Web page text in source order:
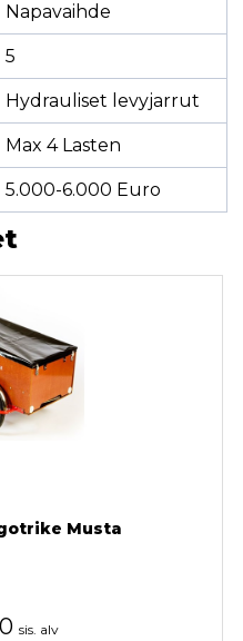
Napavaihde
5
Hydrauliset levyjarrut
Max 4 Lasten
5.000-6.000 Euro
Musta
sis. alv